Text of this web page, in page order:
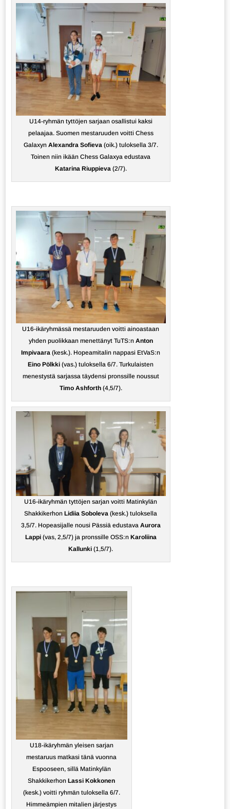
U14-ryhmän tyttöjen sarjaan osallistui kaksi
pelaajaa. Suomen mestaruuden voitti Chess
Galaxyn Alexandra Sofieva(oik.) tuloksella 3/7.
Toinen niin ikään Chess Galaxya edustava
Katarina Riuppieva(2/7).
U16-ikäryhmässä mestaruuden voitti ainoastaan
yhden puolikkaan menettänyt TuTS:nAnton
Impivaara (kesk.). Hopeamitalin nappasi EtVaS:n
Eino Pölkki (vas.) tuloksella 6/7. Turkulaisten
menestystä sarjassa täydensi pronssille noussut
Timo Ashforth(4,5/7).
U16-ikäryhmän tyttöjen sarjan voitti Matinkylän
ShakkikerhonLidiia Soboleva (kesk.) tuloksella
3,5/7. Hopeasijalle nousi Pässiä edustava Aurora
Lappi(vas, 2,5/7) ja pronssille OSS:n Karoliina
Kallunki (1,5/7).
U18-ikäryhmän yleisen sarjan
mestaruus matkasi tänä vuonna
Espooseen, sillä Matinkylän
ShakkikerhonLassi Kokkonen
(kesk.) voitti ryhmän tuloksella 6/7.
Himmeämpien mitalien järjestys